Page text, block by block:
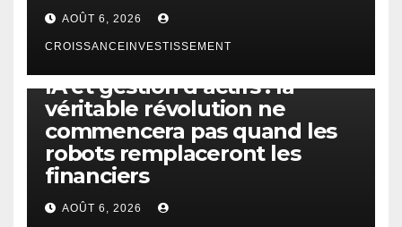
AOÛT 6, 2026
CROISSANCEINVESTISSEMENT
IA et gestion d’actifs : la
véritable révolution ne
commencera pas quand les
robots remplaceront les
financiers
AOÛT 6, 2026